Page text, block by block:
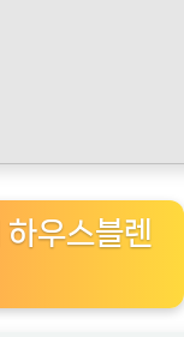
우
스
렌
우스블렌